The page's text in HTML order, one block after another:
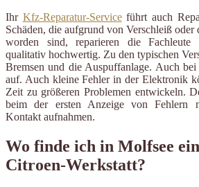
Ihr Kfz-Reparatur-Serviceführt auch
Schäden, die aufgrund von Verschleiß
worden sind, reparieren die
qualitativ hochwertig. Zu den typischen
Bremsen und die Auspuffanlage. Auch
auf. Auch kleine Fehler in der Elektronik
Zeit zu größeren Problemen entwickeln.
beim der ersten Anzeige von Fehlern
Kontakt aufnahmen.
Wo finde ich in Molfsee
Citroen-Werkstatt?